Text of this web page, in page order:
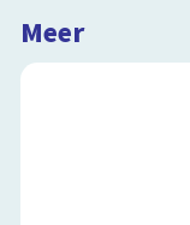
Meer